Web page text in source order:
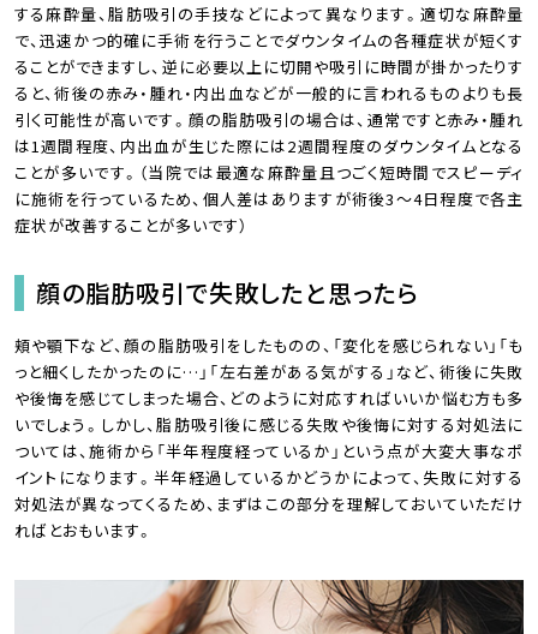
する麻酔量、脂肪吸引の手技などによって異なります。適切な麻酔量
で、迅速かつ的確に手術を行うことでダウンタイムの各種症状が短くす
ることができますし、逆に必要以上に切開や吸引に時間が掛かったりす
ると、術後の赤み・腫れ・内出血などが一般的に言われるものよりも長
引く可能性が高いです。顔の脂肪吸引の場合は、通常ですと赤み・腫れ
は1週間程度、内出血が生じた際には2週間程度のダウンタイムとなる
ことが多いです。（当院では最適な麻酔量且つごく短時間でスピーディ
に施術を行っているため、個人差はありますが術後3～4日程度で各主
症状が改善することが多いです）
顔の脂肪吸引で失敗したと思ったら
頬や顎下など、顔の脂肪吸引をしたものの、「変化を感じられない」「も
っと細くしたかったのに…」「左右差がある気がする」など、術後に失敗
や後悔を感じてしまった場合、どのように対応すればいいか悩む方も多
いでしょう。しかし、脂肪吸引後に感じる失敗や後悔に対する対処法に
ついては、施術から「半年程度経っているか」という点が大変大事なポ
イントになります。半年経過しているかどうかによって、失敗に対する
対処法が異なってくるため、まずはこの部分を理解しておいていただけ
ればとおもいます。